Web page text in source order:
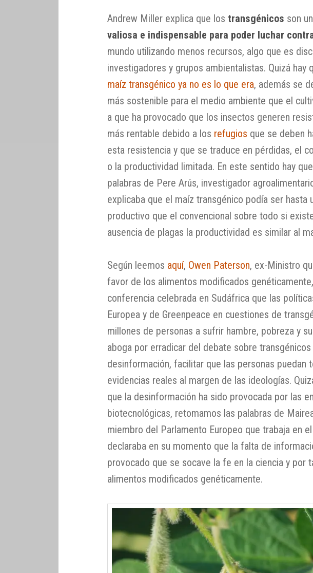
Andrew Miller explica que los transgénicos son
valiosa e indispensable para poder luchar
mundo utilizando menos recursos, algo que es
investigadores y grupos ambientalistas. Quizá hay
maíz transgénico ya no es lo que era, además se
más sostenible para el medio ambiente que el
a que ha provocado que los insectos generen
más rentable debido a los refugios que se deben
esta resistencia y que se traduce en pérdidas, el
o la productividad limitada. En este sentido hay
palabras de Pere Arús, investigador
explicaba que el maíz transgénico podía ser hasta
productivo que el convencional sobre todo si
ausencia de plagas la productividad es similar al
Según leemos aquí, Owen Paterson, ex-Ministro
favor de los alimentos modificados
conferencia celebrada en Sudáfrica que las
Europea y de Greenpeace en cuestiones de
millones de personas a sufrir hambre, pobreza y
aboga por erradicar del debate sobre
desinformación, facilitar que las personas puedan
evidencias reales al margen de las ideologías.
que la desinformación ha sido provocada por las
biotecnológicas, retomamos las palabras de
miembro del Parlamento Europeo que trabaja en
declaraba en su momento que la falta de
provocado que se socave la fe en la ciencia y por
alimentos modificados genéticamente.